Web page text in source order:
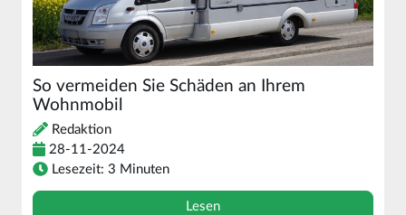
So vermeiden Sie Schäden an Ihrem
Wohnmobil
Redaktion
28-11-2024
Lesezeit: 3 Minuten
Lesen